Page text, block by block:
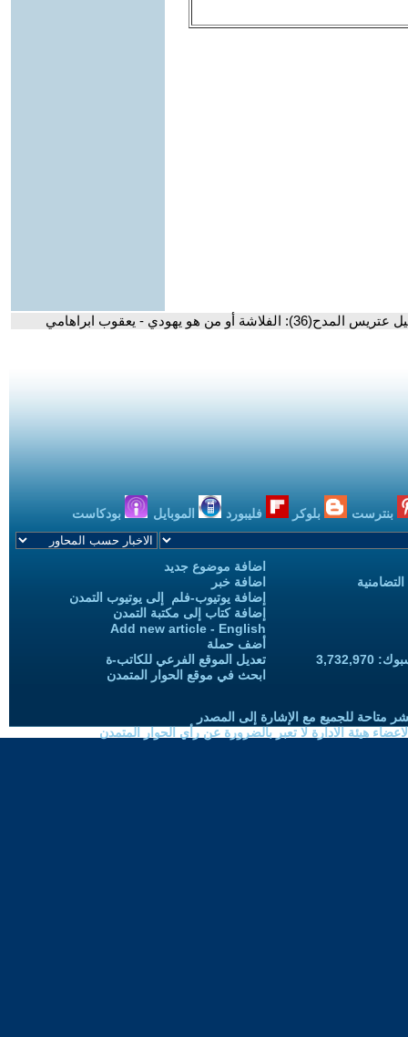
الفلاشة أو من هو يهودي - يعقوب ابراهامي
بنترست بلوكر فليبورد الموبايل بودكاست
اضافة موضوع جديد
اضافة خبر
إضافة يوتيوب-فلم إلى يوتيوب التمدن
إضافة كتاب إلى مكتبة التمدن
Add new article - English
أضف حملة
تعديل الموقع الفرعي للكاتب-ة
ابحث في موقع الحوار المتمدن
متاحة للجميع مع الإشارة إلى المصدر
هيئة الادارة لا تعبر بالضرورة عن رأي الحوار المتمدن